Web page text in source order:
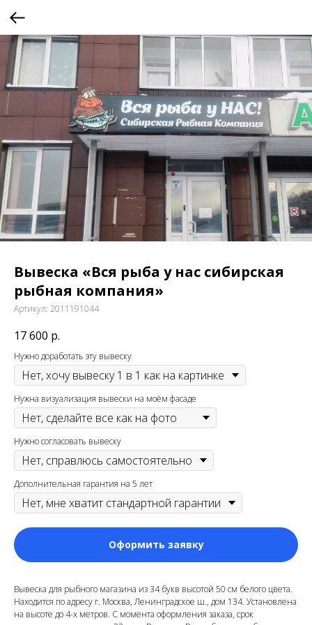
Вывеска «Вся рыба у нас сибирская
рыбная компания»
Артикул: 2011191044
17 600 р.
Нужно доработать эту вывеску
Нужна визуализация вывески на моём фасаде
Нужно согласовать вывеску
Дополнительная гарантия на 5 лет
Оформить заявку
Вывеска для рыбного магазина из 34 букв высотой 50 см белого цвета.
Находится по адресу г. Москва, Ленинградское ш., дом 134. Установлена
на высоте до 4-х метров. С момента оформления заказа, срок